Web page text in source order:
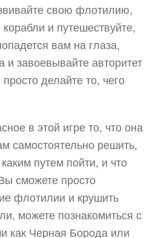
свою флотилию,
и путешествуйте,
вам на глаза,
завоевывайте авторитет
делайте то, чего
в этой игре то, что она
самостоятельно решить,
путем пойти, и что
сможете просто
флотилии и крушить
можете познакомиться с
как Черная Борода или